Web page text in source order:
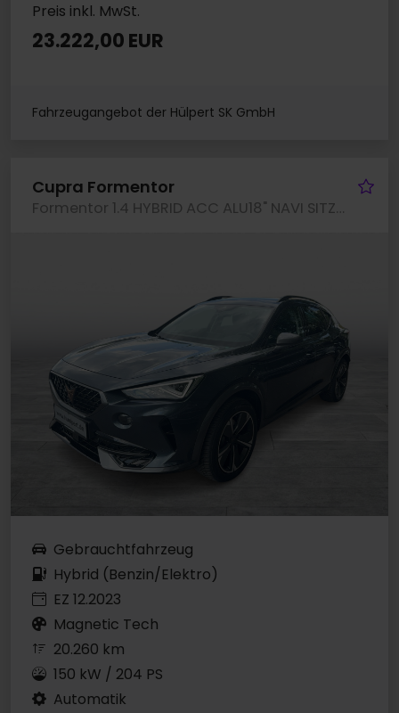
Preis inkl. MwSt.
23.222,00 EUR
Fahrzeugangebot der Hülpert SK GmbH
Cupra Formentor
Formentor 1.4 HYBRID ACC ALU18" NAVI SITZHEIZUNG
Gebrauchtfahrzeug
Hybrid (Benzin/Elektro)
EZ 12.2023
Magnetic Tech
20.260 km
150 kW / 204 PS
Automatik